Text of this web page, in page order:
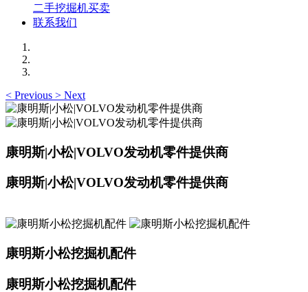
二手挖掘机买卖
联系我们
< Previous > Next
康明斯|小松|VOLVO发动机零件提供商
康明斯|小松|VOLVO发动机零件提供商
康明斯小松挖掘机配件
康明斯小松挖掘机配件